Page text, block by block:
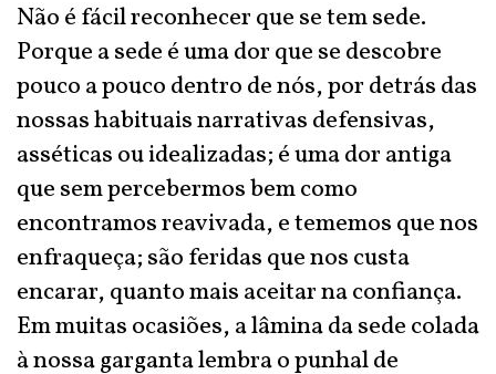
Não é fácil reconhecer que se tem sede.
Porque a sede é uma dor que se descobre
pouco a pouco dentro de nós, por detrás das
nossas habituais narrativas defensivas,
asséticas ou idealizadas; é uma dor antiga
que sem percebermos bem como
encontramos reavivada, e tememos que nos
enfraqueça; são feridas que nos custa
encarar, quanto mais aceitar na confiança.
Em muitas ocasiões, a lâmina da sede colada
à nossa garganta lembra o punhal de